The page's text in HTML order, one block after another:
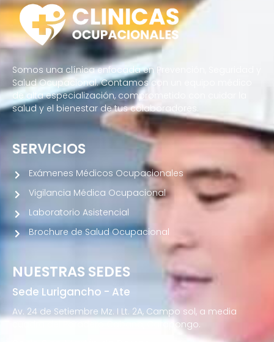
Somos una clínica enfocada en Prevención, Seguridad y
Salud Ocupacional. Contamos con un equipo médico
de alta especialización, comprometido con cuidar la
salud y el bienestar de tus colaboradores.
NUESTRAS SEDES
Sede Lurigancho - Ate
Av. 24 de Setiembre Mz. I Lt. 2A, Campo sol, a media
cuadra del Paradero Cabana, Carapongo.
SERVICIOS
Exámenes Médicos Ocupacionales
Vigilancia Médica Ocupacional
Laboratorio Asistencial
Brochure de Salud Ocupacional